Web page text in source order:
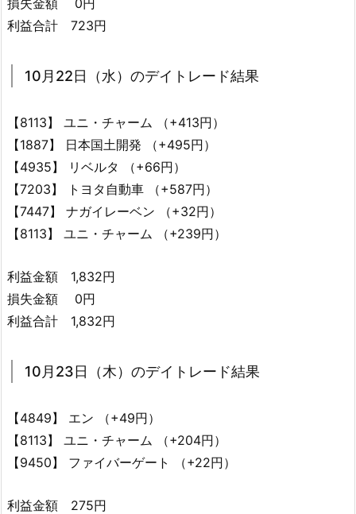
損失金額 0円
利益合計 723円
10月22日（水）のデイトレード結果
【8113】 ユニ・チャーム （+413円）
【1887】 日本国土開発 （+495円）
【4935】 リベルタ （+66円）
【7203】 トヨタ自動車 （+587円）
【7447】 ナガイレーベン （+32円）
【8113】 ユニ・チャーム （+239円）
利益金額 1,832円
損失金額 0円
利益合計 1,832円
10月23日（木）のデイトレード結果
【4849】 エン （+49円）
【8113】 ユニ・チャーム （+204円）
【9450】 ファイバーゲート （+22円）
利益金額 275円